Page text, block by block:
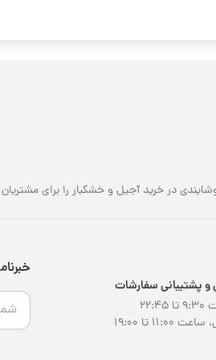
نسبتا گران‌قیمت هستند و با
بسته‌بندی‌ها، ترکیبات و کیفیت‌های مختلفی
شوند. به‌طوکلی رنج قیمت مغز آجیل
در خرید آجیل و خشکبار را برای
و پشتیبانی سفارشات
تا ۱۹:۰۰